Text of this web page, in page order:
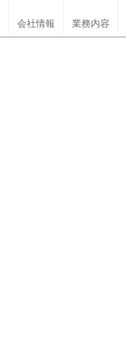
会社情報 業務内容